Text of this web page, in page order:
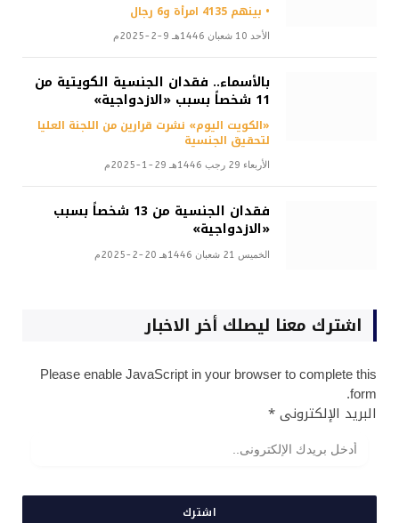
• بينهم 4135 امرأة و6 رجال
الأحد 10 شعبان 1446هـ 9-2-2025م
بالأسماء.. فقدان الجنسية الكويتية من
11 شخصاً بسبب «الازدواجية»
«الكويت اليوم» نشرت قرارين من اللجنة العليا
لتحقيق الجنسية
الأربعاء 29 رجب 1446هـ 29-1-2025م
فقدان الجنسية من 13 شخصاً بسبب
«الازدواجية»
الخميس 21 شعبان 1446هـ 20-2-2025م
اشترك معنا ليصلك أخر الاخبار
Please enable JavaScript in your browser to complete this
form.
البريد الإلكترونى*
اشترك